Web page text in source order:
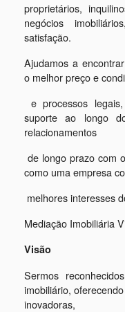
proprietários,
negócios
satisfação.
Ajudamos a
o melhor preço e
e processos legais,
suporte ao longo
relacionamentos
de longo prazo com
como uma empresa
melhores interesses
Mediação Imobiliária
Visão
Sermos
imobiliário,
inovadoras,